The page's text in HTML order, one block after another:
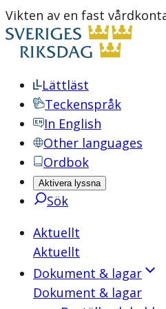
Vikten av en fast
Lättläst
Teckenspråk
In English
Other languages
Ordbok
Aktivera lyssna
Sök
Aktuellt
Aktuellt
Dokument & lagar
Dokument & lagar